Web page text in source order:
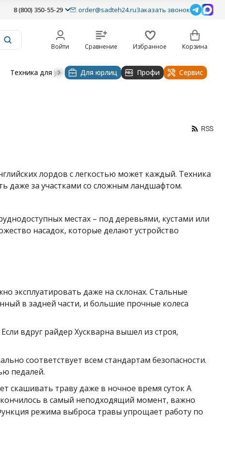
8 (800) 350-55-29 order@sadteh24.ruЗаказать звонок
Войти Сравнение Избранное Корзина
Техника для уборки Строительная техника
Для юрлиц Профи Сервис
RSS
лордов с легкостью может каждый. Техника
даже за участками со сложным ландшафтом.
местах – под деревьями, кустами или
насадок, которые делают устройство
эксплуатировать даже на склонах. Стальные
в задней части, и большие прочные колеса
вдруг райдер Хускварна вышел из строя,
соответствует всем стандартам безопасности.
педалей.
скашивать траву даже в ночное время суток А
в самый неподходящий момент, важно
режима выброса травы упрощает работу по